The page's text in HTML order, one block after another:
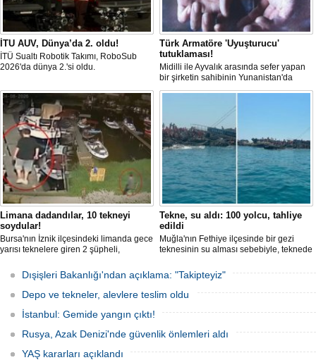
İTU AUV, Dünya’da 2. oldu!
İTÜ Sualtı Robotik Takımı, RoboSub
2026'da dünya 2.'si oldu.
Türk Armatöre 'Uyuşturucu'
tutuklaması!
Midilli ile Ayvalık arasında sefer yapan
bir şirketin sahibinin Yunanistan'da
tutuklandığı bildirildi.
Limana dadandılar, 10 tekneyi
soydular!
Bursa'nın İznik ilçesindeki limanda gece
yarısı teknelere giren 2 şüpheli,
çaldı. Olay, güvenlik kameralarına
yansıdı, tekne sahiplerinin ihbarıyla
jandarma inceleme başlattı.
Tekne, su aldı: 100 yolcu, tahliye
edildi
Muğla'nın Fethiye ilçesinde bir gezi
teknesinin su alması sebebiyle, teknede
teknenin batmaması için bölgede
kurtarma çalışması başlatıldı.
Dışişleri Bakanlığı'ndan açıklama: "Takipteyiz"
Depo ve tekneler, alevlere teslim oldu
İstanbul: Gemide yangın çıktı!
Rusya, Azak Denizi'nde güvenlik önlemleri aldı
YAŞ kararları açıklandı